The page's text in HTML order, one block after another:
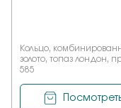
Кольцо,
золото, топаз лондон,
585